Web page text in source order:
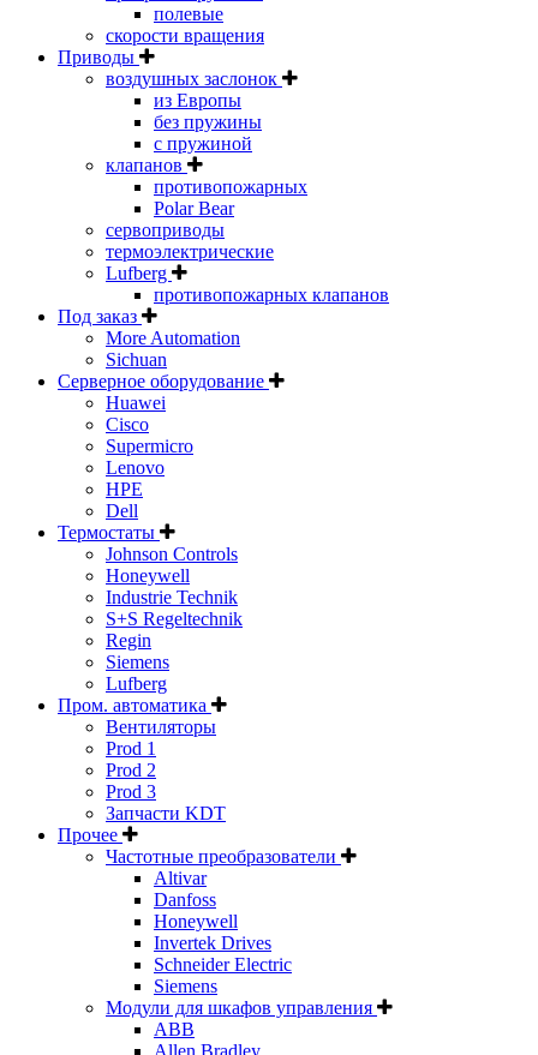
полевые
скорости вращения
Приводы
воздушных заслонок
из Европы
без пружины
с пружиной
клапанов
противопожарных
Polar Bear
сервоприводы
термоэлектрические
Lufberg
противопожарных клапанов
Под заказ
More Automation
Sichuan
Серверное оборудование
Huawei
Cisco
Supermicro
Lenovo
HPE
Dell
Термостаты
Johnson Controls
Honeywell
Industrie Technik
S+S Regeltechnik
Regin
Siemens
Lufberg
Пром. автоматика
Вентиляторы
Prod 1
Prod 2
Prod 3
Запчасти KDT
Прочее
Частотные преобразователи
Altivar
Danfoss
Honeywell
Invertek Drives
Schneider Electric
Siemens
Модули для шкафов управления
ABB
Allen Bradley